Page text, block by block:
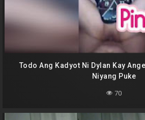
Todo Ang Kadyot Ni Dylan Kay
Niyang Puke
70